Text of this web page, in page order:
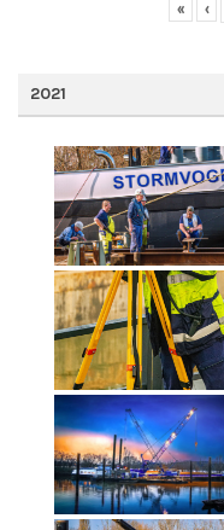
« ‹
2021